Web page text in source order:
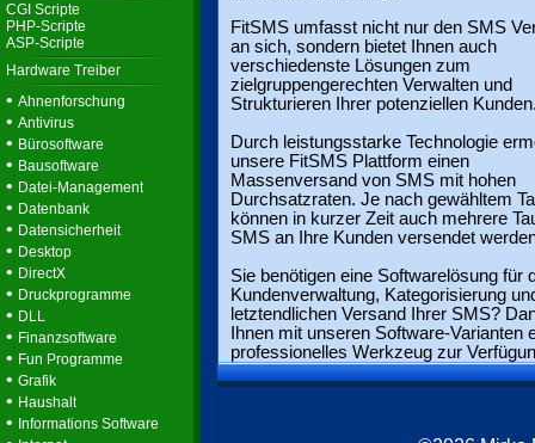
CGI Scripte
PHP-Scripte
ASP-Scripte
Hardware Treiber
• Ahnenforschung
• Antivirus
• Bürosoftware
• Bausoftware
• Datei-Management
• Datenbank
• Datensicherheit
• Desktop
• DirectX
• Druckprogramme
• DLL
• Finanzsoftware
• Fun Programme
• Grafik
• Haushalt
• Informations Software
FitSMS umfasst nicht nur den SMS
an sich, sondern bietet Ihnen auch
verschiedenste Lösungen zum
zielgruppengerechten Verwalten und
Strukturieren Ihrer potenziellen
Durch leistungsstarke Technologie
unsere FitSMS Plattform einen
Massenversand von SMS mit hohen
Durchsatzraten. Je nach gewähltem
können in kurzer Zeit auch mehrere
SMS an Ihre Kunden versendet
Sie benötigen eine Softwarelösung für
Kundenverwaltung, Kategorisierung
letztendlichen Versand Ihrer SMS?
Ihnen mit unseren Software-Varianten
professionelles Werkzeug zur